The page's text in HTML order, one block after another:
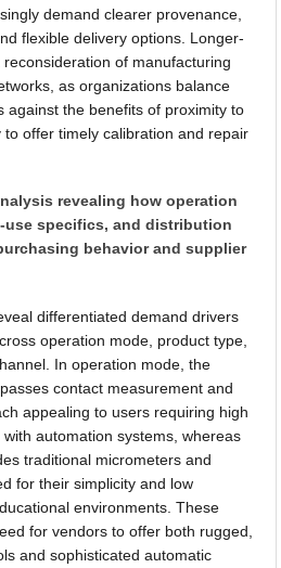
demand clearer provenance,
flexible delivery options. Longer-
of manufacturing
as organizations balance
against the benefits of proximity to
offer timely calibration and repair
revealing how operation
use specifics, and distribution
behavior and supplier
differentiated demand drivers
operation mode, product type,
In operation mode, the
contact measurement and
appealing to users requiring high
automation systems, whereas
traditional micrometers and
for their simplicity and low
environments. These
for vendors to offer both rugged,
and sophisticated automatic